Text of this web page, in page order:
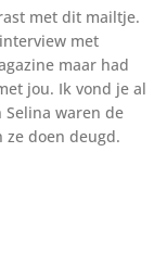
met dit mailtje.
met
maar had
jou. Ik vond je al
Selina waren de
ze doen deugd.